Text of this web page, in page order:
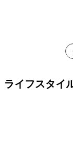
ライフスタイ